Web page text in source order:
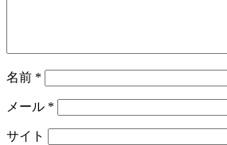
名前 *
メール *
サイト